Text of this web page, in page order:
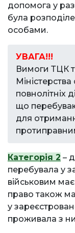
допомога у
була
особами.
УВАГА!!!
Вимоги ТЦК
повнолітніх
що
для
Категорія 2 –
перебувала у
військовим
право також
у
проживала з